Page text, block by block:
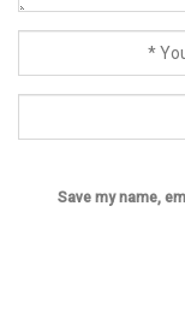
Save my name,